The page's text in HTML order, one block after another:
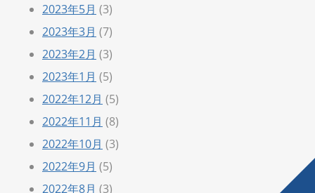
2023年5月 (3)
2023年3月 (7)
2023年2月 (3)
2023年1月 (5)
2022年12月 (5)
2022年11月 (8)
2022年10月 (3)
2022年9月 (5)
2022年8月 (3)